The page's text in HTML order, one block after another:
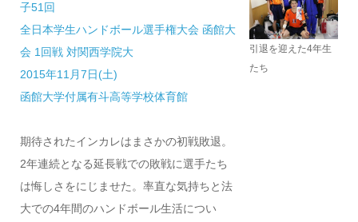
子51回
全日本学生ハンドボール選手権大会 函館大
会 1回戦 対関西学院大
2015年11月7日(土)
函館大学付属有斗高等学校体育館
期待されたインカレはまさかの初戦敗退。
2年連続となる延長戦での敗戦に選手たち
は悔しさをにじませた。率直な気持ちと法
大での4年間のハンドボール生活につい
引退を迎えた4年生
たち